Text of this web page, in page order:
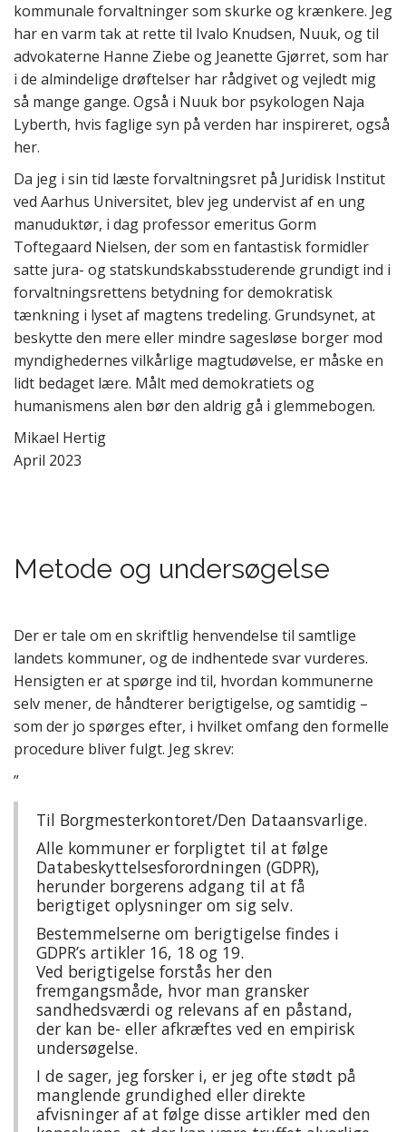
kommunale forvaltninger som skurke og krænkere. Jeg
har en varm tak at rette til Ivalo Knudsen, Nuuk, og til
advokaterne Hanne Ziebe og Jeanette Gjørret, som har
i de almindelige drøftelser har rådgivet og vejledt mig
så mange gange. Også i Nuuk bor psykologen Naja
Lyberth, hvis faglige syn på verden har inspireret, også
her.
Da jeg i sin tid læste forvaltningsret på Juridisk Institut
ved Aarhus Universitet, blev jeg undervist af en ung
manuduktør, i dag professor emeritus Gorm
Toftegaard Nielsen, der som en fantastisk formidler
satte jura- og statskundskabsstuderende grundigt ind i
forvaltningsrettens betydning for demokratisk
tænkning i lyset af magtens tredeling. Grundsynet, at
beskytte den mere eller mindre sagesløse borger mod
myndighedernes vilkårlige magtudøvelse, er måske en
lidt bedaget lære. Målt med demokratiets og
humanismens alen bør den aldrig gå i glemmebogen.
Mikael Hertig
April 2023
Metode og undersøgelse
Der er tale om en skriftlig henvendelse til samtlige
landets kommuner, og de indhentede svar vurderes.
Hensigten er at spørge ind til, hvordan kommunerne
selv mener, de håndterer berigtigelse, og samtidig –
som der jo spørges efter, i hvilket omfang den formelle
procedure bliver fulgt. Jeg skrev:
”
Til Borgmesterkontoret/Den Dataansvarlige.
Alle kommuner er forpligtet til at følge
Databeskyttelsesforordningen (GDPR),
herunder borgerens adgang til at få
berigtiget oplysninger om sig selv.
Bestemmelserne om berigtigelse findes i
GDPR’s artikler 16, 18 og 19.
Ved berigtigelse forstås her den
fremgangsmåde, hvor man gransker
sandhedsværdi og relevans af en påstand,
der kan be- eller afkræftes ved en empirisk
undersøgelse.
I de sager, jeg forsker i, er jeg ofte stødt på
manglende grundighed eller direkte
afvisninger af at følge disse artikler med den